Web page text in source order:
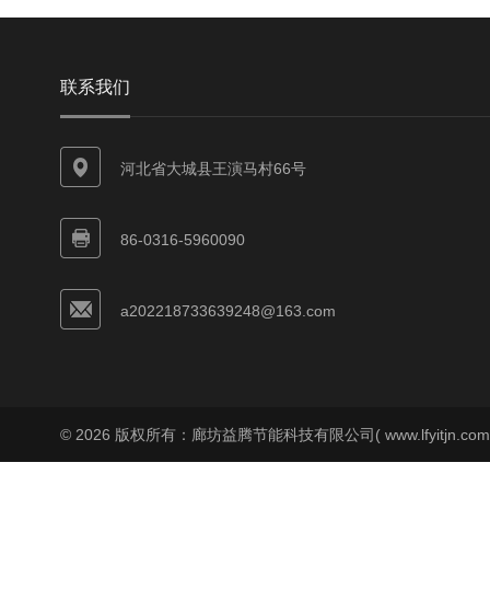
联系我们
河北省大城县王演马村66号
86-0316-5960090
a202218733639248@163.com
© 2026 版权所有：廊坊益腾节能科技有限公司(